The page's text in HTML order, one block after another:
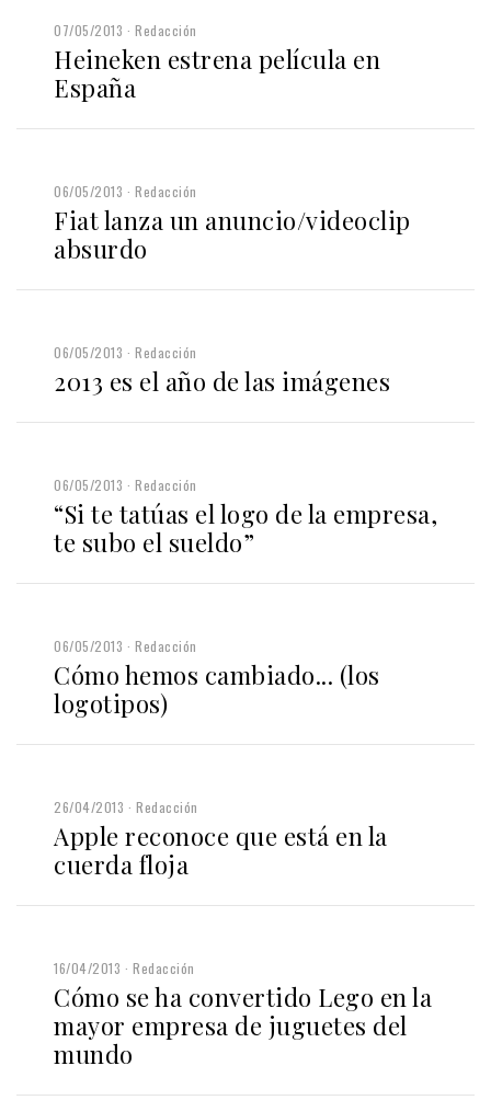
07/05/2013 Redacción
Heineken estrena película en
España
06/05/2013 Redacción
Fiat lanza un anuncio/videoclip
absurdo
06/05/2013 Redacción
2013 es el año de las imágenes
06/05/2013 Redacción
“Si te tatúas el logo de la empresa,
te subo el sueldo”
06/05/2013 Redacción
Cómo hemos cambiado... (los
logotipos)
26/04/2013 Redacción
Apple reconoce que está en la
cuerda floja
16/04/2013 Redacción
Cómo se ha convertido Lego en la
mayor empresa de juguetes del
mundo